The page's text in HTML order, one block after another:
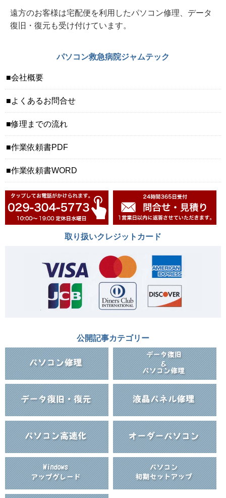
遠方のお客様は宅配便を利用したパソコン修理、データ
復旧・復元も受け付けています。
パソコン救急病院ジャムテック
会社概要
よくあるお問合せ
修理までの流れ
作業依頼書PDF
作業依頼書WORD
取り扱いクレジットカード
公開記事カテゴリー